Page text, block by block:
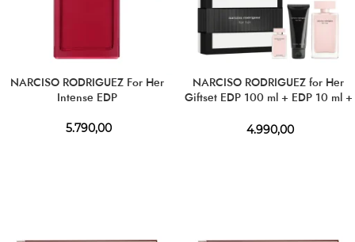
NARCISO RODRIGUEZ For Her
Intense EDP
5.790,00
NARCISO RODRIGUEZ for Her
Giftset EDP 100 ml + EDP 10 ml +
4.990,00